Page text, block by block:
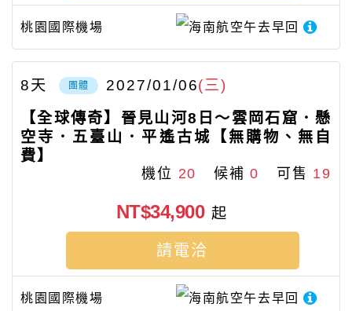
桃園國際機場 海南航空午去早回
團體 2027/01/06(三)
8天
【全球傳奇】晉見山河8日～雲岡石窟．懸
空寺．五臺山．平遙古城【無購物、無自
費】
機位 20 候補0 可售 19
桃園國際機場 海南航空午去早回
NT$34,900 起
請電洽